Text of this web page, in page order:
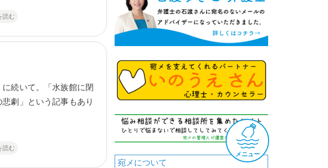
メニュー
読む
続いて。「水族館に閉
劇」という記事もあり
読む
宛メについて